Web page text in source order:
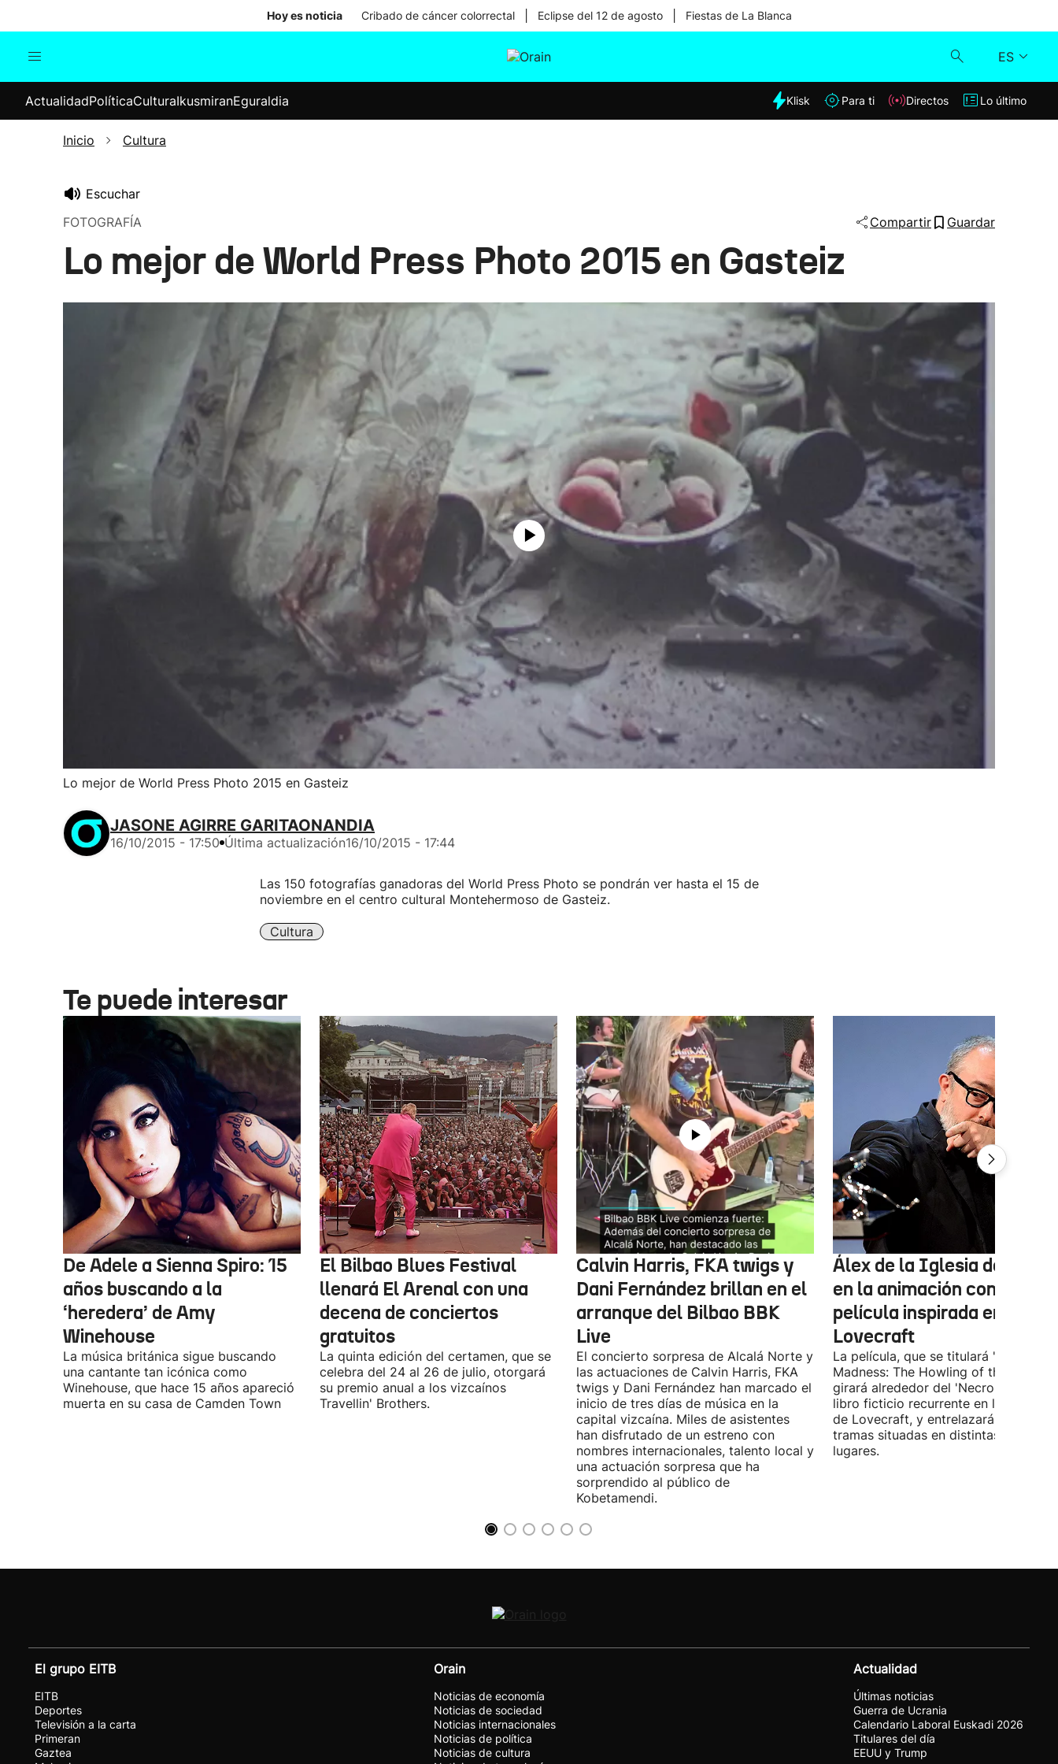
Hoy es noticia Cribado de cáncer colorrectal Eclipse del 12 de agosto Fiestas de La Blanca
ES
Internacional
Elecciones
Klisk
ActualidadPolíticaCulturaIkusmiranEguraldia Klisk Para ti Directos Lo último
Inicio Cultura
Escuchar
FOTOGRAFÍA
Compartir Guardar
Lo mejor de World Press Photo 2015 en Gasteiz
Lo mejor de World Press Photo 2015 en Gasteiz
JASONE AGIRRE GARITAONANDIA
16/10/2015 - 17:50 Última actualización16/10/2015 - 17:44
Las 150 fotografías ganadoras del World Press Photo se pondrán ver hasta el 15 de
noviembre en el centro cultural Montehermoso de Gasteiz.
Cultura
Te puede interesar
De Adele a Sienna Spiro: 15
años buscando a la
‘heredera’ de Amy
Winehouse
La música británica sigue buscando
una cantante tan icónica como
Winehouse, que hace 15 años apareció
muerta en su casa de Camden Town
El Bilbao Blues Festival
llenará El Arenal con una
decena de conciertos
gratuitos
La quinta edición del certamen, que se
celebra del 24 al 26 de julio, otorgará
su premio anual a los vizcaínos
Travellin' Brothers.
Calvin Harris, FKA twigs y
Dani Fernández brillan en el
arranque del Bilbao BBK
Live
El concierto sorpresa de Alcalá Norte y
las actuaciones de Calvin Harris, FKA
twigs y Dani Fernández han marcado el
inicio de tres días de música en la
capital vizcaína. Miles de asistentes
han disfrutado de un estreno con
nombres internacionales, talento local y
una actuación sorpresa que ha
sorprendido al público de
Kobetamendi.
Álex de la Iglesia debutará
en la animación con una
película inspirada en
Lovecraft
La película, que se titulará 'Ages of
Madness: The Howling of the Jinn',
girará alrededor del 'Necronomicón',
libro ficticio recurrente en los relatos
de Lovecraft, y entrelazará varias
tramas situadas en distintas épocas y
lugares.
El grupo EITB
EITB
Deportes
Televisión a la carta
Primeran
Gaztea
Orain
Noticias de economía
Noticias de sociedad
Noticias internacionales
Noticias de política
Noticias de cultura
Actualidad
Últimas noticias
Guerra de Ucrania
Calendario Laboral Euskadi 2026
Titulares del día
EEUU y Trump